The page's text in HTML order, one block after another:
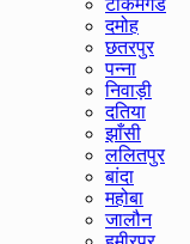
टीकमगड
दमोह
छतरपुर
पन्ना
निवाड़ी
दतिया
झाँसी
ललितपुर
बांदा
महोबा
जालौन